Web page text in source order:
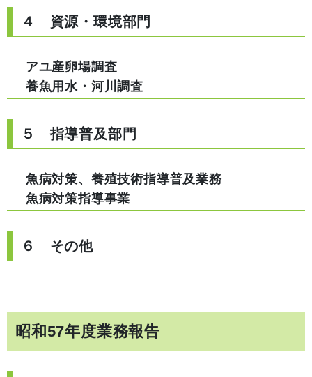
４ 資源・環境部門
アユ産卵場調査
養魚用水・河川調査
５ 指導普及部門
魚病対策、養殖技術指導普及業務
魚病対策指導事業
６ その他
昭和57年度業務報告